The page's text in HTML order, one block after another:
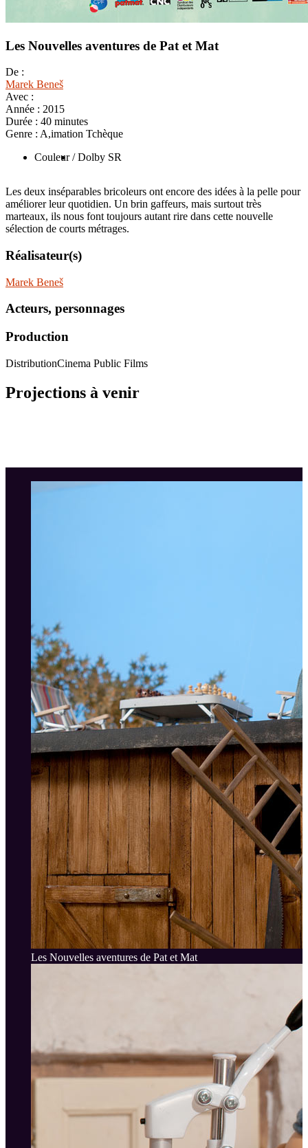
Les Nouvelles aventures de Pat et Mat
De :
Marek Beneš
Avec :
Année : 2015
Durée : 40 minutes
Genre : A,imation Tchèque
Couleur / Dolby SR
Les deux inséparables bricoleurs ont encore des idées à la pelle pour
améliorer leur quotidien. Un brin gaffeurs, mais surtout très
marteaux, ils nous font toujours autant rire dans cette nouvelle
sélection de courts métrages.
Réalisateur(s)
Marek Beneš
Acteurs, personnages
Production
DistributionCinema Public Films
Projections à venir
Les Nouvelles aventures de Pat et Mat